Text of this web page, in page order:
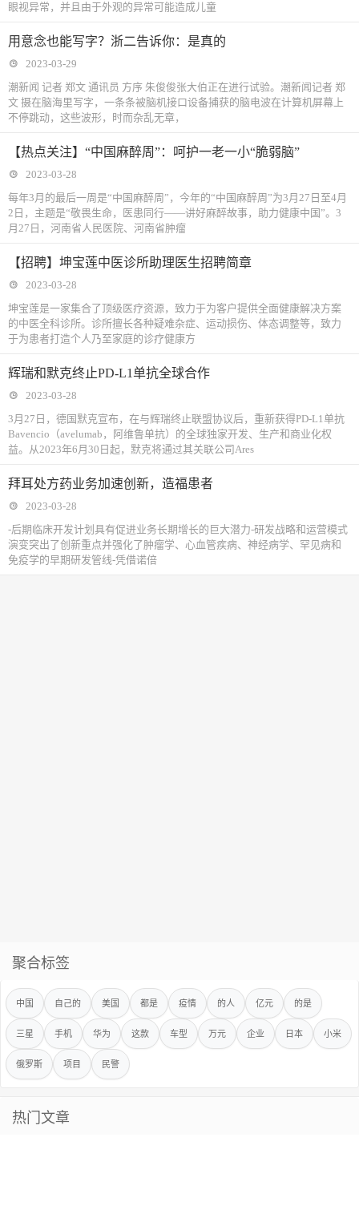
眼视异常，并且由于外观的异常可能造成儿童
用意念也能写字？浙二告诉你：是真的
2023-03-29
潮新闻 记者 郑文 通讯员 方序 朱俊俊张大伯正在进行试验。潮新闻记者 郑
文 摄在脑海里写字，一条条被脑机接口设备捕获的脑电波在计算机屏幕上
不停跳动，这些波形，时而杂乱无章，
【热点关注】“中国麻醉周”：呵护一老一小“脆弱脑”
2023-03-28
每年3月的最后一周是“中国麻醉周”，今年的“中国麻醉周”为3月27日至4月
2日，主题是“敬畏生命，医患同行——讲好麻醉故事，助力健康中国”。3
月27日，河南省人民医院、河南省肿瘤
【招聘】坤宝莲中医诊所助理医生招聘简章
2023-03-28
坤宝莲是一家集合了顶级医疗资源，致力于为客户提供全面健康解决方案
的中医全科诊所。诊所擅长各种疑难杂症、运动损伤、体态调整等，致力
于为患者打造个人乃至家庭的诊疗健康方
辉瑞和默克终止PD-L1单抗全球合作
2023-03-28
3月27日，德国默克宣布，在与辉瑞终止联盟协议后，重新获得PD-L1单抗
Bavencio（avelumab，阿维鲁单抗）的全球独家开发、生产和商业化权
益。从2023年6月30日起，默克将通过其关联公司Ares
拜耳处方药业务加速创新，造福患者
2023-03-28
-后期临床开发计划具有促进业务长期增长的巨大潜力-研发战略和运营模式
演变突出了创新重点并强化了肿瘤学、心血管疾病、神经病学、罕见病和
免疫学的早期研发管线-凭借诺倍
聚合标签
中国 自己的 美国 都是 疫情 的人 亿元 的是
三星 手机 华为 这款 车型 万元 企业 日本 小米
俄罗斯 项目 民警
热门文章